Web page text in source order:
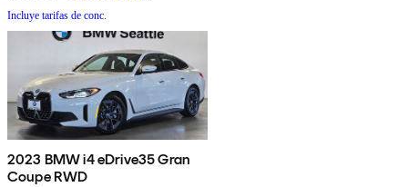
Incluye tarifas de conc.
2023 BMW i4 eDrive35 Gran
Coupe RWD